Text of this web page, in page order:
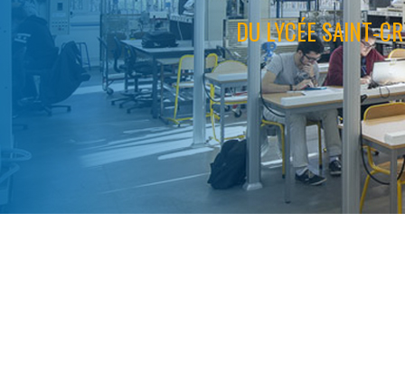
- notre section internationale,
- notre seconde bac Pro CIEL/MTNE,
- nos bac STI2D (AC, EE, ITEC et SIN),
-> Post-bac (lycéens)
- nos 6 BTS,
- notre CPGE TSI.
Les parents, élèves et établissements d'origine peuvent demander les
immersions via le mail : ce.0640057p@ac-bordeaux.fr.